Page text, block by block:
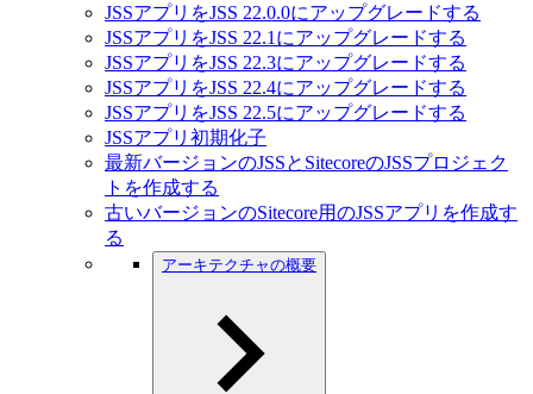
JSSアプリをJSS 22.0.0にアップグレードする
JSSアプリをJSS 22.1にアップグレードする
JSSアプリをJSS 22.3にアップグレードする
JSSアプリをJSS 22.4にアップグレードする
JSSアプリをJSS 22.5にアップグレードする
JSSアプリ初期化子
最新バージョンのJSSとSitecoreのJSSプロジェク
トを作成する
古いバージョンのSitecore用のJSSアプリを作成す
る
アーキテクチャの概要